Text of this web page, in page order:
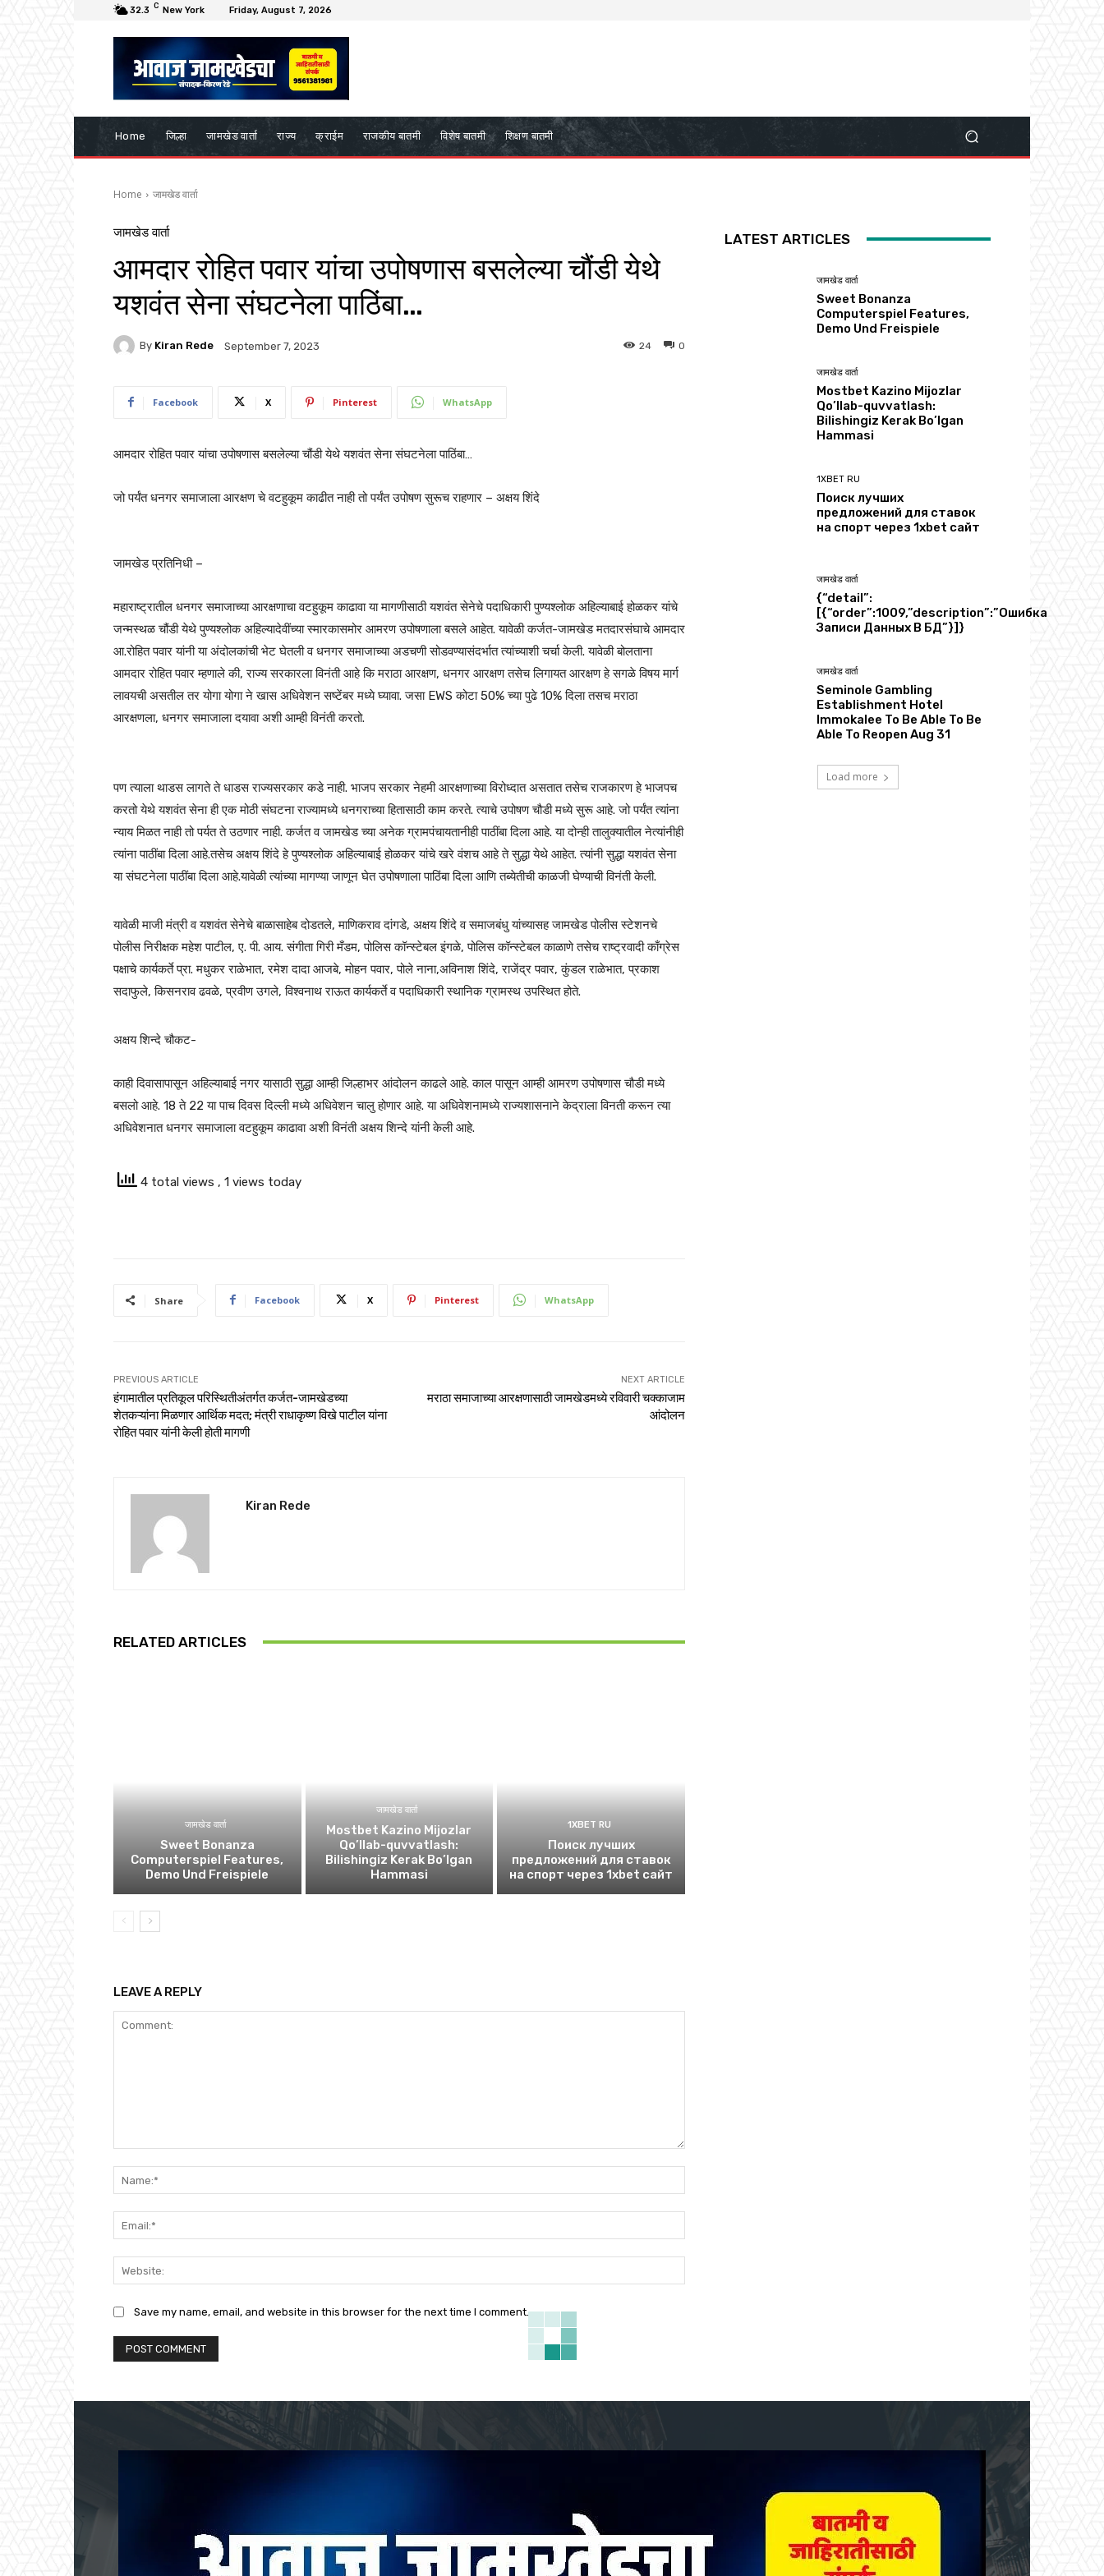
32.3 C New York Friday, August 7, 2026
Home जिल्हा जामखेड वार्ता राज्य क्राईम राजकीय बातमी विशेष बातमी शिक्षण बातमी
Home जामखेड वार्ता
जामखेड वार्ता
आमदार रोहित पवार यांचा उपोषणास बसलेल्या चौंडी येथे
यशवंत सेना संघटनेला पाठिंबा…
By Kiran Rede September 7, 2023 0
24
Facebook X Pinterest WhatsApp
आमदार रोहित पवार यांचा उपोषणास बसलेल्या चौंडी येथे यशवंत सेना संघटनेला पाठिंबा…
जो पर्यंत धनगर समाजाला आरक्षण चे वटहुकूम काढीत नाही तो पर्यंत उपोषण सुरूच राहणार – अक्षय शिंदे
जामखेड प्रतिनिधी –
महाराष्ट्रातील धनगर समाजाच्या आरक्षणाचा वटहुकूम काढावा या मागणीसाठी यशवंत सेनेचे पदाधिकारी पुण्यश्लोक अहिल्याबाई होळकर यांचे
जन्मस्थळ चौंडी येथे पुण्यश्लोक अहिल्यादेवींच्या स्मारकासमोर आमरण उपोषणाला बसले आहेत. यावेळी कर्जत-जामखेड मतदारसंघाचे आमदार
आ.रोहित पवार यांनी या अंदोलकांची भेट घेतली व धनगर समाजाच्या अडचणी सोडवण्यासंदर्भात त्यांच्याशी चर्चा केली. यावेळी बोलताना
आमदार रोहित पवार म्हणाले की, राज्य सरकारला विनंती आहे कि मराठा आरक्षण, धनगर आरक्षण तसेच लिगायत आरक्षण हे सगळे विषय मार्ग
लावयची असतील तर योगा योगा ने खास अधिवेशन सष्टेंबर मध्ये घ्यावा. जसा EWS कोटा 50% च्या पुढे 10% दिला तसच मराठा
आरक्षणला, धनगर समाजाला दयावा अशी आम्ही विनंती करतो.
पण त्याला थाडस लागते ते धाडस राज्यसरकार कडे नाही. भाजप सरकार नेहमी आरक्षणाच्या विरोध्दात असतात तसेच राजकारण हे भाजपच
करतो येथे यशवंत सेना ही एक मोठी संघटना राज्यामध्ये धनगराच्या हितासाठी काम करते. त्याचे उपोषण चौडी मध्ये सुरू आहे. जो पर्यंत त्यांना
न्याय मिळत नाही तो पर्यत ते उठणार नाही. कर्जत व जामखेड च्या अनेक ग्रामपंचायतानीही पाठींबा दिला आहे. या दोन्ही तालुक्यातील नेत्यांनीही
त्यांना पाठींबा दिला आहे.तसेच अक्षय शिंदे हे पुण्यश्लोक अहिल्याबाई होळकर यांचे खरे वंशच आहे ते सुद्धा येथे आहेत. त्यांनी सुद्धा यशवंत सेना
या संघटनेला पाठींबा दिला आहे.यावेळी त्यांच्या मागण्या जाणून घेत उपोषणाला पाठिंबा दिला आणि तब्येतीची काळजी घेण्याची विनंती केली.
यावेळी माजी मंत्री व यशवंत सेनेचे बाळासाहेब दोडतले, माणिकराव दांगडे, अक्षय शिंदे व समाजबंधु यांच्यासह जामखेड पोलीस स्टेशनचे
पोलीस निरीक्षक महेश पाटील, ए. पी. आय. संगीता गिरी मँडम, पोलिस कॉन्स्टेबल इंगळे, पोलिस कॉन्स्टेबल काळाणे तसेच राष्ट्रवादी काँग्रेस
पक्षाचे कार्यकर्ते प्रा. मधुकर राळेभात, रमेश दादा आजबे, मोहन पवार, पोले नाना,अविनाश शिंदे, राजेंद्र पवार, कुंडल राळेभात, प्रकाश
सदाफुले, किसनराव ढवळे, प्रवीण उगले, विश्वनाथ राऊत कार्यकर्ते व पदाधिकारी स्थानिक ग्रामस्थ उपस्थित होते.
अक्षय शिन्दे चौकट-
काही दिवासापासून अहिल्याबाई नगर यासाठी सुद्धा आम्ही जिल्हाभर आंदोलन काढले आहे. काल पासून आम्ही आमरण उपोषणास चौडी मध्ये
बसलो आहे. 18 ते 22 या पाच दिवस दिल्ली मध्ये अधिवेशन चालु होणार आहे. या अधिवेशनामध्ये राज्यशासनाने केद्राला विनती करून त्या
अधिवेशनात धनगर समाजाला वटहुकूम काढावा अशी विनंती अक्षय शिन्दे यांनी केली आहे.
4 total views , 1 views today
Share Facebook X Pinterest WhatsApp
PREVIOUS ARTICLE
हंगामातील प्रतिकूल परिस्थितीअंतर्गत कर्जत-जामखेडच्या
शेतकऱ्यांना मिळणार आर्थिक मदत; मंत्री राधाकृष्ण विखे पाटील यांना
रोहित पवार यांनी केली होती मागणी
NEXT ARTICLE
मराठा समाजाच्या आरक्षणासाठी जामखेडमध्ये रविवारी चक्काजाम
आंदोलन
Kiran Rede
RELATED ARTICLES
जामखेड वार्ता
Sweet Bonanza
Computerspiel Features,
Demo Und Freispiele
जामखेड वार्ता
Mostbet Kazino Mijozlar
Qo’llab-quvvatlash:
Bilishingiz Kerak Bo’lgan
Hammasi
1XBET RU
Поиск лучших
предложений для ставок
на спорт через 1xbet сайт
LEAVE A REPLY
Save my name, email, and website in this browser for the next time I comment.
LATEST ARTICLES
जामखेड वार्ता
Sweet Bonanza
Computerspiel Features,
Demo Und Freispiele
जामखेड वार्ता
Mostbet Kazino Mijozlar
Qo’llab-quvvatlash:
Bilishingiz Kerak Bo’lgan
Hammasi
1XBET RU
Поиск лучших
предложений для ставок
на спорт через 1xbet сайт
जामखेड वार्ता
{“detail”:
[{“order”:1009,”description”:”Ошибка
Записи Данных В БД”}]}
जामखेड वार्ता
Seminole Gambling
Establishment Hotel
Immokalee To Be Able To Be
Able To Reopen Aug 31
Load more